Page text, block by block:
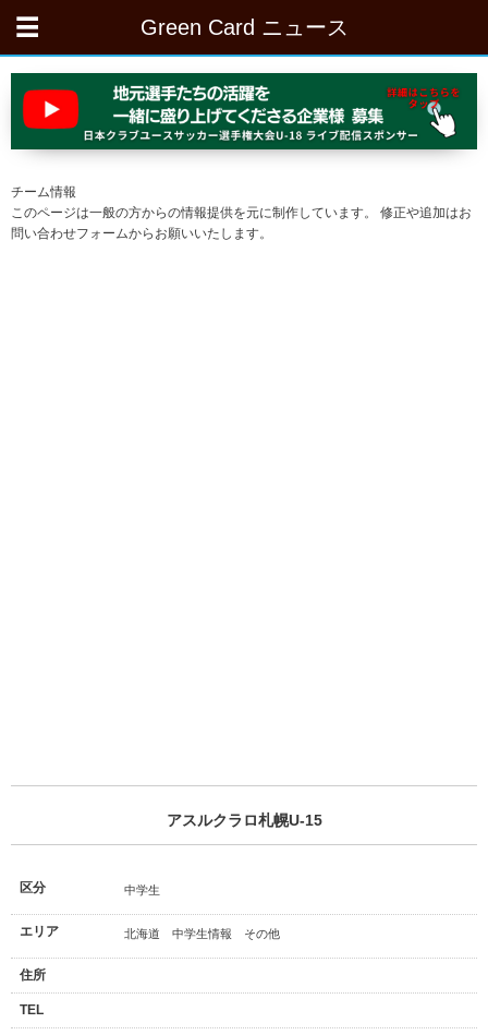
Green Card ニュース
チーム情報
このページは一般の方からの情報提供を元に制作しています。 修正や追加はお
問い合わせフォームからお願いいたします。
アスルクラロ札幌U-15
区分 中学生
エリア 北海道 中学生情報 その他
住所
TEL